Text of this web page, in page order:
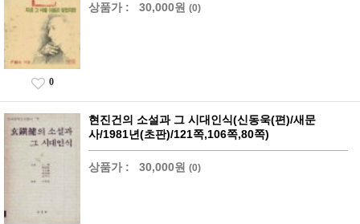
상품가 : 30,000원 (0)
0
현진건의 소설과 그 시대인식(신동욱(편)/새문
사/1981년(초판)/121쪽,106쪽,80쪽)
상품가 : 30,000원 (0)